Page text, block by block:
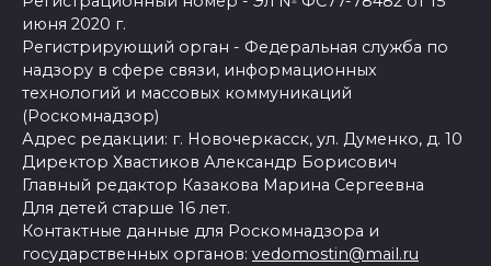
июня 2020 г.
Регистрирующий орган - Федеральная служба по
надзору в сфере связи, информационных
технологий и массовых коммуникаций
(Роскомнадзор)
Адрес редакции: г. Новочеркасск, ул. Думенко, д. 10
Директор Хвастиков Александр Борисович
Главный редактор Казакова Марина Сергеевна
Для детей старше 16 лет.
Контактные данные для Роскомнадзора и
государственных органов: vedomostin@mail.ru